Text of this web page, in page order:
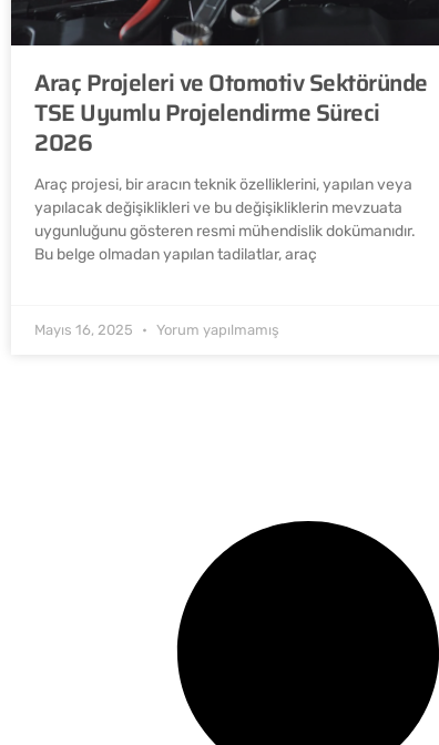
Araç Projeleri ve Otomotiv Sektöründe
TSE Uyumlu Projelendirme Süreci
2026
Araç projesi, bir aracın teknik özelliklerini, yapılan veya
yapılacak değişiklikleri ve bu değişikliklerin mevzuata
uygunluğunu gösteren resmi mühendislik dokümanıdır.
Bu belge olmadan yapılan tadilatlar, araç
Mayıs 16, 2025 Yorum yapılmamış